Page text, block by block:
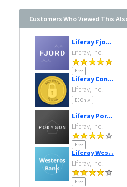
Customers Who Viewed This
Liferay Fjo...
Liferay, Inc.
Free
Liferay Con...
Liferay, Inc.
EE Only
Liferay Por...
Liferay, Inc.
Free
Liferay Wes...
Liferay, Inc.
Free